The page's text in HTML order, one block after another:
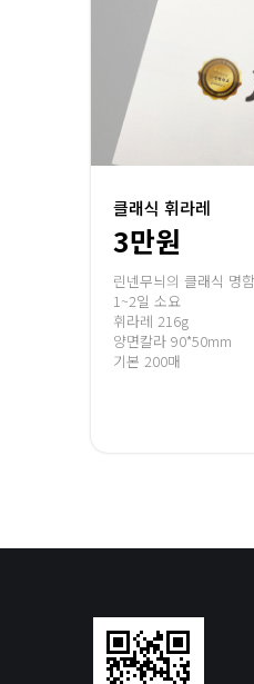
클래식 휘라레
3만원
린넨무늬의 클래식 명함
1~2일 소요
휘라레 216g
양면칼라 90*50mm
기본 200매